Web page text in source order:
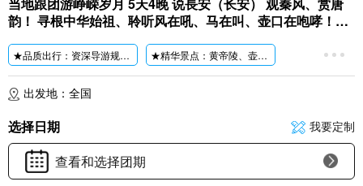
当地跟团游峥嵘岁月 5天4晚 说長安（长安） 观秦风、赏唐
韵！ 寻根中华始祖、聆听风在吼、马在叫、壶口在咆哮！重
★品质出行：资深导游规范式服务，五星司机保驾护航，无 旅行社安排购物店，
★精华景点：黄帝陵、壶口瀑布、王家坪、枣园、乾陵、懿德太子墓、法门寺、唐·华清宫、秦·
赠送-华清池、兵马俑两大景区无线蓝牙耳机使用; 赠送价值298元/人的大型歌舞演出【 西安千古情
出发地：全国
选择日期 我要定制
查看和选择团期